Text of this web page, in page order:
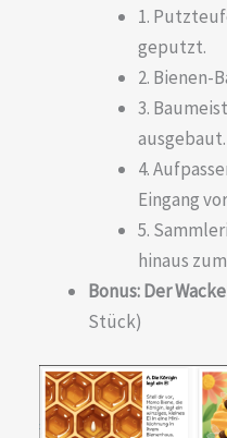
1.
geputzt.
2. Bienen-
3.
ausgebaut.
4.
Eingang
5.
hinaus
Bonus: Der
Stück)